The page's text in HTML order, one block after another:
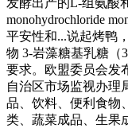
发酵出产的L-组氨酸
monohydrochloride
平安性和...说起烤鸭
物 3-岩藻糖基乳糖（
要求。欧盟委员会发
自治区市场监视办理
品、饮料、便利食物
类、蔬菜成品、生果